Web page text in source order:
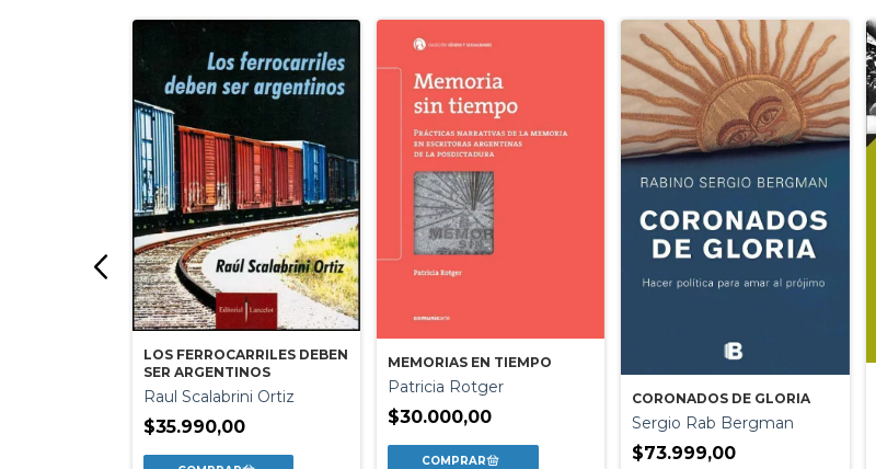
LOS FERROCARRILES DEBEN
SER ARGENTINOS
Raul Scalabrini Ortiz
$35.990,00
MEMORIAS EN TIEMPO
Patricia Rotger
$30.000,00
CORONADOS DE GLORIA
Sergio Rab Bergman
$73.999,00